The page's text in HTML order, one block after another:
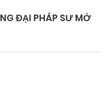
ĐẠI PHÁP SƯ MỞ